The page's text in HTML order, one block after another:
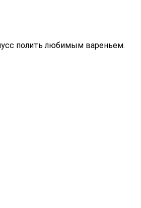
полить любимым вареньем.